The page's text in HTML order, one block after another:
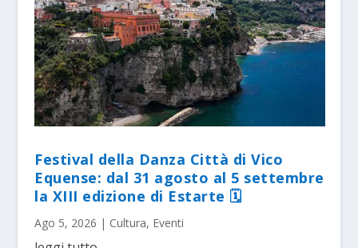
Festival della Danza Città di Vico
Equense: dal 31 agosto al 5 settembre
la XIII edizione di Estarte 🗓
Ago 5, 2026 | Cultura, Eventi